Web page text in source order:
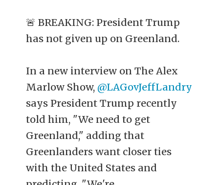
🚨 BREAKING: President Trump
has not given up on Greenland.
In a new interview on The Alex
Marlow Show, @LAGovJeffLandry
says President Trump recently
told him, "We need to get
Greenland," adding that
Greenlanders want closer ties
with the United States and